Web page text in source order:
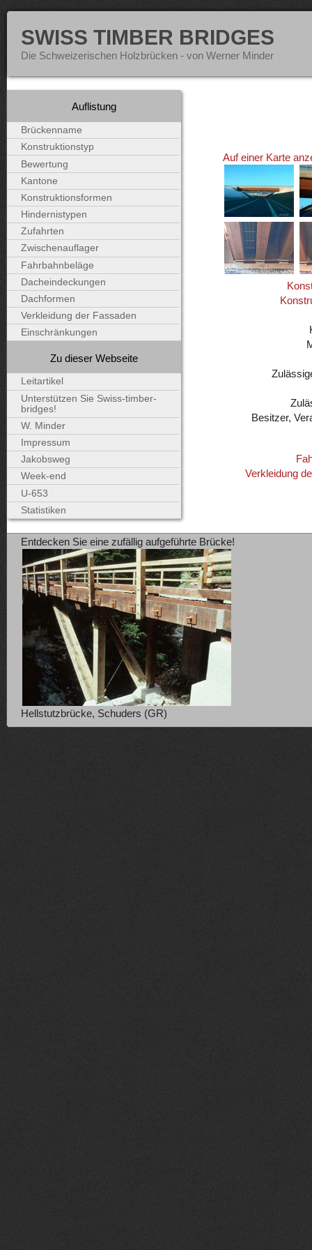
SWISS TIMBER BRIDGES
Die Schweizerischen Holzbrücken - von Werner Minder
Auf einer Karte
Besitzer,
Verkleidung
Auflistung
Brückenname
Konstruktionstyp
Bewertung
Kantone
Konstruktionsformen
Hindernistypen
Zufahrten
Zwischenauflager
Fahrbahnbeläge
Dacheindeckungen
Dachformen
Verkleidung der Fassaden
Einschränkungen
Zu dieser Webseite
Leitartikel
Unterstützen Sie Swiss-timber-
bridges!
W. Minder
Impressum
Jakobsweg
Week-end
U-653
Statistiken
Entdecken Sie eine zufällig aufgeführte Brücke!
Hellstutzbrücke, Schuders (GR)